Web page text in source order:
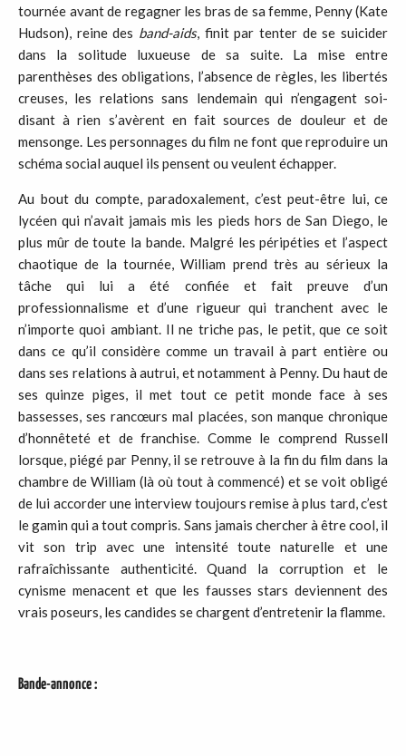
tournée avant de regagner les bras de sa femme, Penny (Kate
Hudson), reine des band-aids, finit par tenter de se suicider
dans la solitude luxueuse de sa suite. La mise entre
parenthèses des obligations, l’absence de règles, les libertés
creuses, les relations sans lendemain qui n’engagent soi-
disant à rien s’avèrent en fait sources de douleur et de
mensonge. Les personnages du film ne font que reproduire un
schéma social auquel ils pensent ou veulent échapper.
Au bout du compte, paradoxalement, c’est peut-être lui, ce
lycéen qui n’avait jamais mis les pieds hors de San Diego, le
plus mûr de toute la bande. Malgré les péripéties et l’aspect
chaotique de la tournée, William prend très au sérieux la
tâche qui lui a été confiée et fait preuve d’un
professionnalisme et d’une rigueur qui tranchent avec le
n’importe quoi ambiant. Il ne triche pas, le petit, que ce soit
dans ce qu’il considère comme un travail à part entière ou
dans ses relations à autrui, et notamment à Penny. Du haut de
ses quinze piges, il met tout ce petit monde face à ses
bassesses, ses rancœurs mal placées, son manque chronique
d’honnêteté et de franchise. Comme le comprend Russell
lorsque, piégé par Penny, il se retrouve à la fin du film dans la
chambre de William (là où tout à commencé) et se voit obligé
de lui accorder une interview toujours remise à plus tard, c’est
le gamin qui a tout compris. Sans jamais chercher à être cool, il
vit son trip avec une intensité toute naturelle et une
rafraîchissante authenticité. Quand la corruption et le
cynisme menacent et que les fausses stars deviennent des
vrais poseurs, les candides se chargent d’entretenir la flamme.
Bande-annonce :